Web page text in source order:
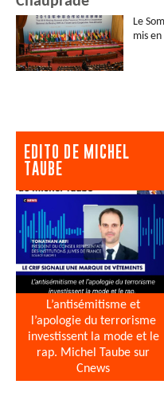
Le
mis
EDITO DE MICHEL
TAUBE
L’antisémitisme et
l’apologie du terrorisme
investissent la mode et le
rap. Michel Taube sur
Cnews